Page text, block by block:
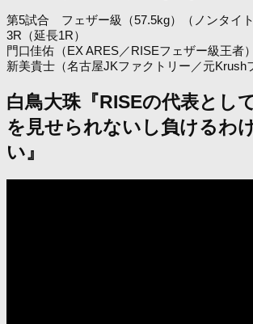
第5試合 フェザー級（57.5kg）（ノンタイ
3R（延長1R）
門口佳佑（EX ARES／RISEフェザー級王者）
新美貴士（名古屋JKファクトリー／元Krush
白鳥大珠『RISEの代表とし
を見せられないし負けるわ
い』